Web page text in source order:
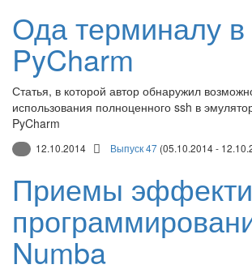
Ода терминалу в
PyCharm
Статья, в которой автор обнаружил
использования полноценного ssh в
PyCharm
12.10.2014 Выпуск 47 (05.10.2014 -
Приемы
Numba